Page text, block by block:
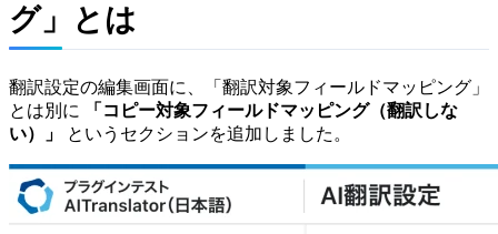
グ」とは
翻訳設定の編集画面に、「翻訳対象フィールドマッピング」
とは別に
「コピー対象フィールドマッピング（翻訳しな
い）」
というセクションを追加しました。